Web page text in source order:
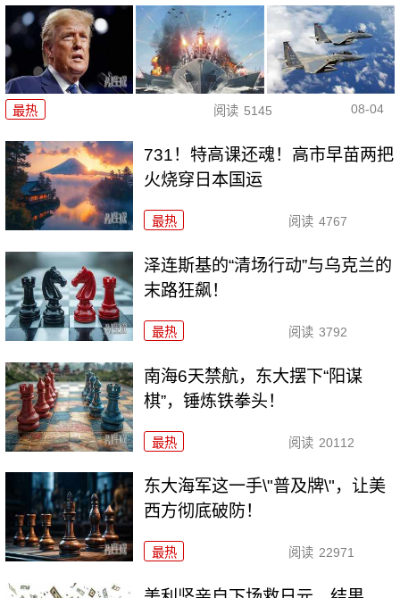
最热 阅读 5145 08-04
731！特高课还魂！高市早苗两把
火烧穿日本国运
最热 阅读 4767
泽连斯基的“清场行动”与乌克兰的
末路狂飙！
最热 阅读 3792
南海6天禁航，东大摆下“阳谋
棋”，锤炼铁拳头！
最热 阅读 20112
东大海军这一手\"普及牌\"，让美
西方彻底破防！
最热 阅读 22971